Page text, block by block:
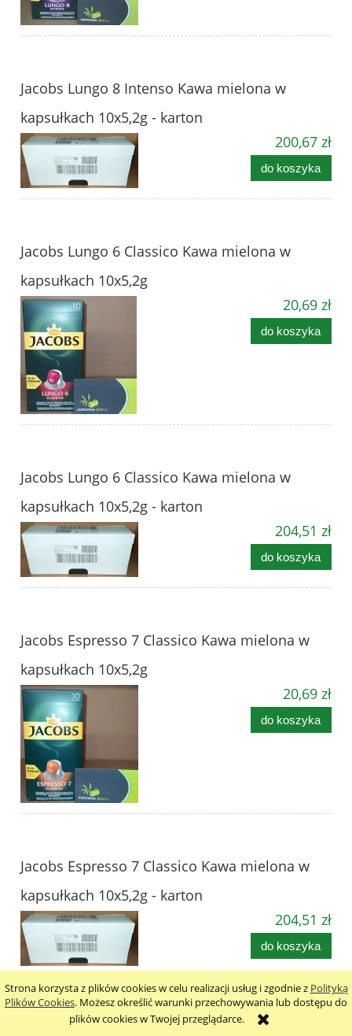
Strona korzysta z plików cookies w celu realizacji usług i zgodnie z Polityką
Plików Cookies. Możesz określić warunki przechowywania lub dostępu do
plików cookies w Twojej przeglądarce.
Jacobs Lungo 8 Intenso Kawa mielona w
kapsułkach 10x5,2g - karton
200,67 zł
do koszyka
Jacobs Lungo 6 Classico Kawa mielona w
kapsułkach 10x5,2g
20,69 zł
do koszyka
Jacobs Lungo 6 Classico Kawa mielona w
kapsułkach 10x5,2g - karton
204,51 zł
do koszyka
Jacobs Espresso 7 Classico Kawa mielona w
kapsułkach 10x5,2g
20,69 zł
do koszyka
Jacobs Espresso 7 Classico Kawa mielona w
kapsułkach 10x5,2g - karton
204,51 zł
do koszyka
Jacobs Espresso 10 Intenso Kawa mielona w